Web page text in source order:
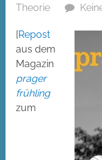
Theorie
[Repost
aus dem
Magazin
prager
frühling
zum